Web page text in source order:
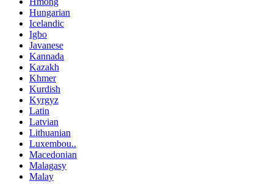
Hungarian
Icelandic
Igbo
Javanese
Kannada
Kazakh
Khmer
Kurdish
Kyrgyz
Latin
Latvian
Lithuanian
Luxembou..
Macedonian
Malagasy
Malay